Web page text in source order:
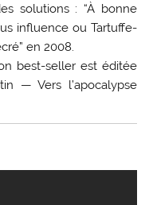
solutions : “À bonne
influence ou Tartuffe-
en 2008.
best-seller est éditée
— Vers l’apocalypse